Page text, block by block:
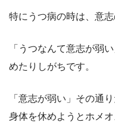
特にうつ病の時は、意
「うつなんて意志が弱
めたりしがちです。
「意志が弱い」その通
身体を休めようとホメ